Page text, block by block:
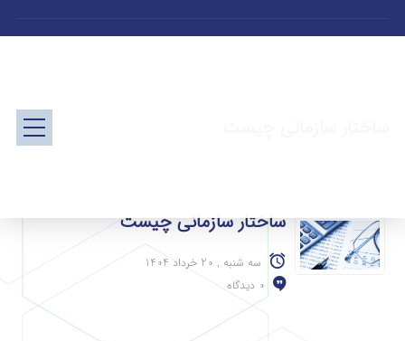
ساختار سازمانی چیست
سه شنبه , 20 خرداد 1404
0 دیدگاه